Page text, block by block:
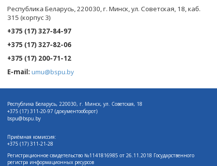
Республика Беларусь, 220030, г. Минск, ул. Советская, 18, каб.
315 (корпус 3)
+375 (17) 327-84-97
+375 (17) 327-82-06
+375 (17) 200-71-12
E-mail: umu@bspu.by
Республика Беларусь, 220030, г. Минск, ул. Советская, 18
+375 (17) 311-20-97 (документооборот)
bspu@bspu.by
Приёмная комиссия:
+375 (17) 311-21-28
Регистрационное свидетельство №1141816985 от 26.11.2018 Государственного
регистра информационных ресурсов